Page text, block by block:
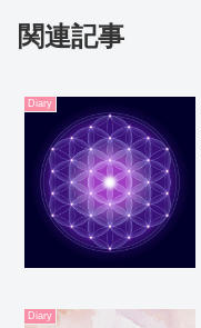
関連記事
Diary
Diary